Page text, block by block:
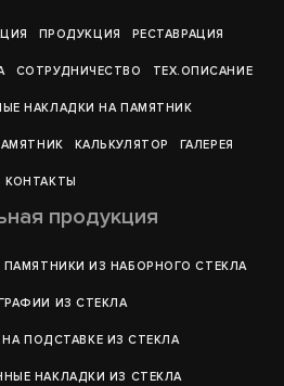
ПРОДУКЦИЯ РЕСТАВРАЦИЯ
СОТРУДНИЧЕСТВО ТЕХ.ОПИСАНИЕ
НАКЛАДКИ НА ПАМЯТНИК
КАЛЬКУЛЯТОР ГАЛЕРEЯ
КОНТАКТЫ
продукция
ПАМЯТНИКИ ИЗ НАБОРНОГО СТЕКЛА
ИЗ СТЕКЛА
ПОДСТАВКЕ ИЗ СТЕКЛА
НАКЛАДКИ ИЗ СТЕКЛА